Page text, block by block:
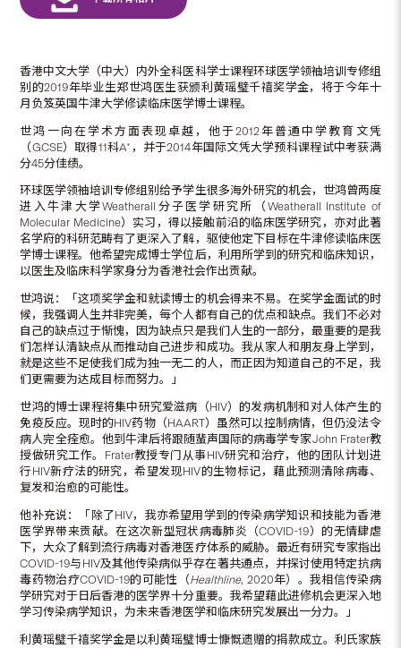
香港中文大学（中大）内外全科医科学士课程环球医学领袖培训专修组
别的2019年毕业生郑世鸿医生获颁利黄瑶璧千禧奖学金，将于今年十
月负笈英国牛津大学修读临床医学博士课程。
世鸿一向在学术方面表现卓越，他于2012年普通中学教育文凭
（GCSE）取得11科A*，并于2014年国际文凭大学预科课程试中考获满
分45分佳绩。
环球医学领袖培训专修组别给予学生很多海外研究的机会，世鸿曾两度
进入牛津大学Weatherall分子医学研究所（Weatherall Institute of
Molecular Medicine）实习，得以接触前沿的临床医学研究，亦对此著
名学府的科研范畴有了更深入了解，驱使他定下目标在牛津修读临床医
学博士课程。他希望完成博士学位后，利用所学到的研究和临床知识，
以医生及临床科学家身分为香港社会作出贡献。
世鸿说：「这项奖学金和就读博士的机会得来不易。在奖学金面试的时
候，我强调人生并非完美，每个人都有自己的优点和缺点。我们不必对
自己的缺点过于惭愧，因为缺点只是我们人生的一部分，最重要的是我
们怎样认清缺点从而推动自己进步和成功。我从家人和朋友身上学到，
就是这些不足使我们成为独一无二的人，而正因为知道自己的不足，我
们更需要为达成目标而努力。」
世鸿的博士课程将集中研究爱滋病（HIV）的发病机制和对人体产生的
免疫反应。现时的HIV药物（HAART）虽然可以控制病情，但仍没法令
病人完全痊愈。他到牛津后将跟随蜚声国际的病毒学专家John Frater教
授做研究工作。Frater教授专门从事HIV研究和治疗，他的团队计划进
行HIV新疗法的研究，希望发现HIV的生物标记，藉此预测清除病毒、
复发和治愈的可能性。
他补充说：「除了HIV，我亦希望用学到的传染病学知识和技能为香港
医学界带来贡献。在这次新型冠状病毒肺炎（COVID-19）的无情肆虐
下，大众了解到流行病毒对香港医疗体系的威胁。最近有研究专家指出
COVID-19与HIV及其他传染病似乎存在著共通点，并探讨使用特定抗病
毒药物治疗COVID-19的可能性（Healthline, 2020年）。我相信传染病
学研究对于日后香港的医学界十分重要。我希望藉此进修机会更深入地
学习传染病学知识，为未来香港医学和临床研究发展出一分力。」
利黄瑶璧千禧奖学金是以利黄瑶璧博士慷慨遗赠的捐款成立。利氏家族